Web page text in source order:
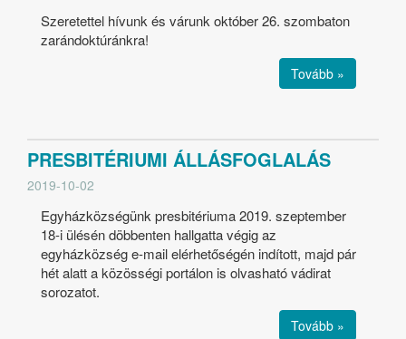
Szeretettel hívunk és várunk október 26. szombaton
zarándoktúránkra!
Tovább »
PRESBITÉRIUMI ÁLLÁSFOGLALÁS
2019-10-02
Egyházközségünk presbitériuma 2019. szeptember
18-i ülésén döbbenten hallgatta végig az
egyházközség e-mail elérhetőségén indított, majd pár
hét alatt a közösségi portálon is olvasható vádirat
sorozatot.
Tovább »